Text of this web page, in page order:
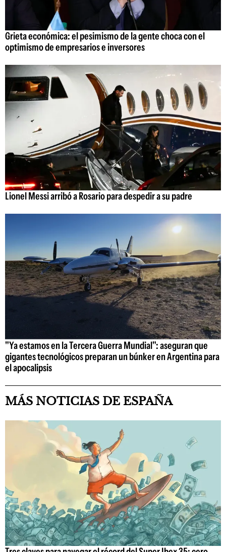
Grieta económica: el pesimismo de la gente choca con el
optimismo de empresarios e inversores
Lionel Messi arribó a Rosario para despedir a su padre
"Ya estamos en la Tercera Guerra Mundial": aseguran que
gigantes tecnológicos preparan un búnker en Argentina para
el apocalipsis
MÁS NOTICIAS DE ESPAÑA